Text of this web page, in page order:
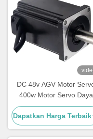
DC 48v AGV Motor
400w Motor Servo Daya
Tinggi 3000rpm
Dapatkan Harga Terbaik